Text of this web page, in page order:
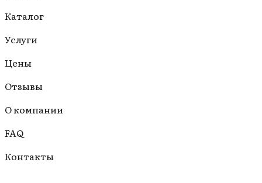
Каталог
Услуги
Цены
Отзывы
О компании
FAQ
Контакты